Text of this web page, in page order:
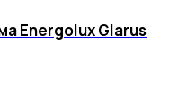
Energolux Glarus